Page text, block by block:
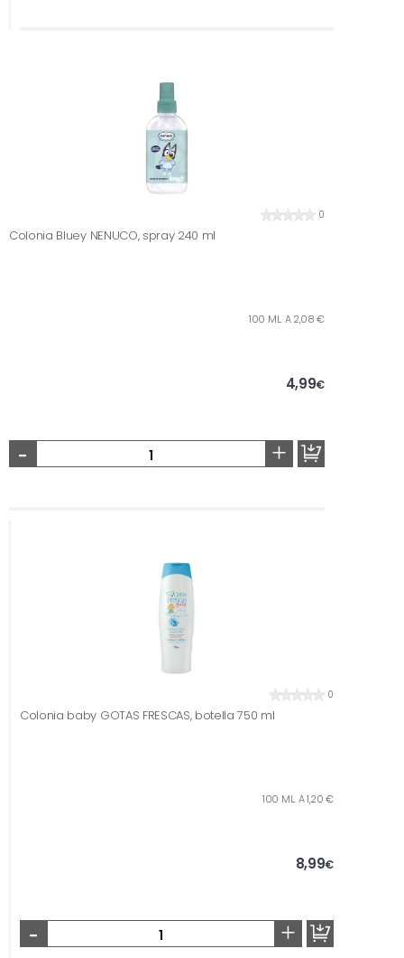
0
Colonia Bluey NENUCO, spray 240 ml
100 ML. A 2,08 €
4,99€
- +
0
Colonia baby GOTAS FRESCAS, botella 750 ml
100 ML. A 1,20 €
8,99€
- +